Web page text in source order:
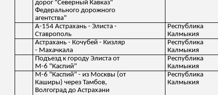
дорог "Северный Кавказ"
Федерального дорожного
агентства"
А-154 Астрахань - Элиста -
Ставрополь
Республика
Калмыкия
Астрахань - Кочубей - Кизляр
- Махачкала
Республика
Калмыкия
Подъезд к городу Элиста от
М-6 "Каспий"
Республика
Калмыкия
М-6 "Каспий" - из Москвы (от
Каширы) через Тамбов,
Волгоград до Астрахани
Республика
Калмыкия